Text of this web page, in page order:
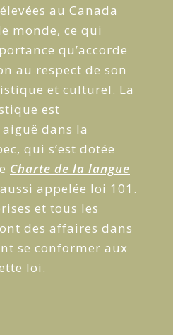
au Canada
monde, ce qui
qu’accorde
au respect de son
et culturel. La
est
dans la
qui s’est dotée
Charte de la langue
appelée loi 101.
et tous les
des affaires dans
se conformer aux
loi.